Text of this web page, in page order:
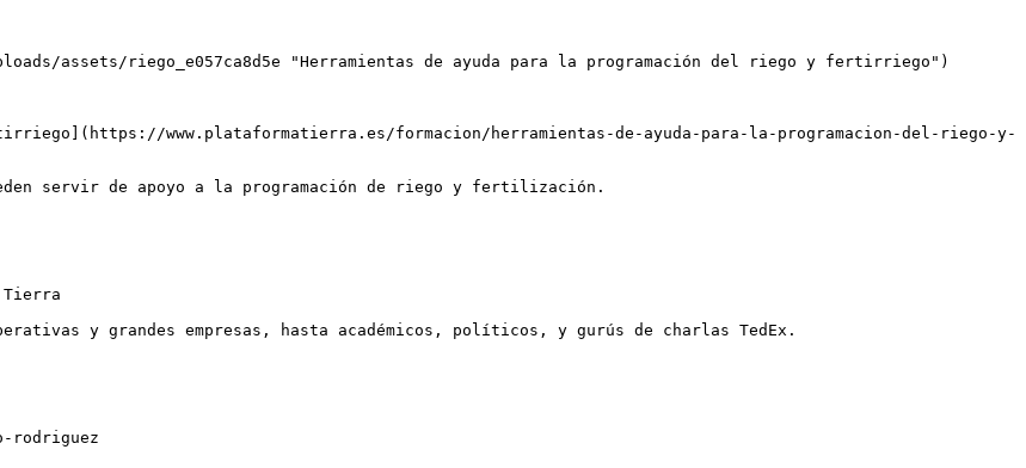
assets/riego_e057ca8d5e "Herramientas de ayuda para la programación del riego y fertirriego")
www.plataformatierra.es/formacion/herramientas-de-ayuda-para-la-programacion-del-riego-y-
servir de apoyo a la programación de riego y fertilización.
y grandes empresas, hasta académicos, políticos, y gurús de charlas TedEx.